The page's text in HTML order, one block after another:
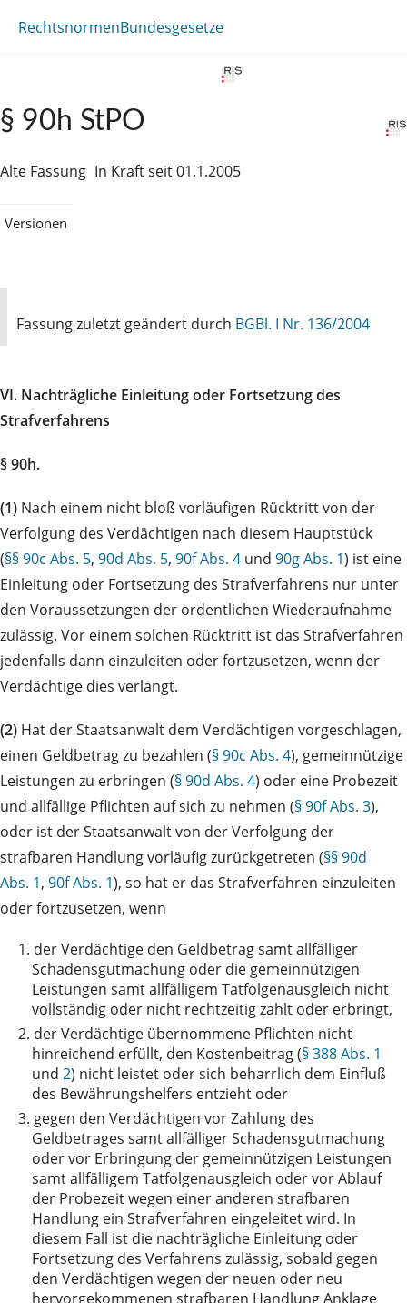
RechtsnormenBundesgesetze
§ 90h StPO
Alte Fassung In Kraft seit 01.1.2005
Versionen
Fassung zuletzt geändert durch BGBl. I Nr. 136/2004
VI. Nachträgliche Einleitung oder Fortsetzung des
Strafverfahrens
§ 90h.
(1) Nach einem nicht bloß vorläufigen Rücktritt von der
Verfolgung des Verdächtigen nach diesem Hauptstück
(§§ 90c Abs. 5, 90d Abs. 5, 90f Abs. 4 und 90g Abs. 1) ist eine
Einleitung oder Fortsetzung des Strafverfahrens nur unter
den Voraussetzungen der ordentlichen Wiederaufnahme
zulässig. Vor einem solchen Rücktritt ist das Strafverfahren
jedenfalls dann einzuleiten oder fortzusetzen, wenn der
Verdächtige dies verlangt.
(2) Hat der Staatsanwalt dem Verdächtigen vorgeschlagen,
einen Geldbetrag zu bezahlen (§ 90c Abs. 4), gemeinnützige
Leistungen zu erbringen (§ 90d Abs. 4) oder eine Probezeit
und allfällige Pflichten auf sich zu nehmen (§ 90f Abs. 3),
oder ist der Staatsanwalt von der Verfolgung der
strafbaren Handlung vorläufig zurückgetreten (§§ 90d
Abs. 1, 90f Abs. 1), so hat er das Strafverfahren einzuleiten
oder fortzusetzen, wenn
1. der Verdächtige den Geldbetrag samt allfälliger
Schadensgutmachung oder die gemeinnützigen
Leistungen samt allfälligem Tatfolgenausgleich nicht
vollständig oder nicht rechtzeitig zahlt oder erbringt,
2. der Verdächtige übernommene Pflichten nicht
hinreichend erfüllt, den Kostenbeitrag (§ 388 Abs. 1
und 2) nicht leistet oder sich beharrlich dem Einfluß
des Bewährungshelfers entzieht oder
3. gegen den Verdächtigen vor Zahlung des
Geldbetrages samt allfälliger Schadensgutmachung
oder vor Erbringung der gemeinnützigen Leistungen
samt allfälligem Tatfolgenausgleich oder vor Ablauf
der Probezeit wegen einer anderen strafbaren
Handlung ein Strafverfahren eingeleitet wird. In
diesem Fall ist die nachträgliche Einleitung oder
Fortsetzung des Verfahrens zulässig, sobald gegen
den Verdächtigen wegen der neuen oder neu
hervorgekommenen strafbaren Handlung Anklage